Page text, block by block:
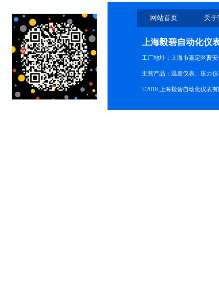
网站首页 关
上海毅碧自动化仪
工厂地址：上海市嘉定区曹安
主营产品：温度仪表、压力
©2018 上海毅碧自动化仪表